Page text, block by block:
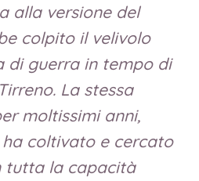
alla versione del
colpito il velivolo
di guerra in tempo di
La stessa
moltissimi anni,
coltivato e cercato
tutta la capacità